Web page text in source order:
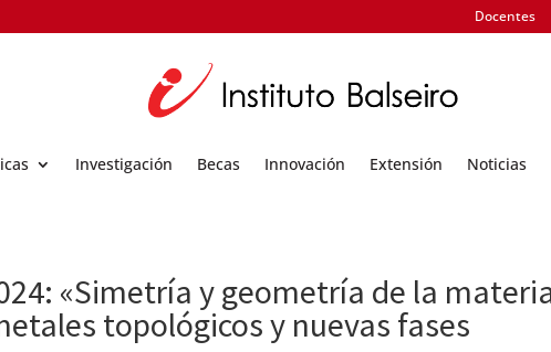
Docentes
Investigación Becas Innovación Extensión Noticias
«Simetría y geometría de la
topológicos y nuevas fases